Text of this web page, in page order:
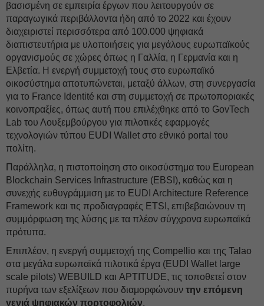
βασισμένη σε εμπειρία έργων που λειτουργούν σε
παραγωγικά περιβάλλοντα ήδη από το 2022 και έχουν
διαχειριστεί περισσότερα από 100.000 ψηφιακά
διαπιστευτήρια με υλοποιήσεις για μεγάλους ευρωπαϊκούς
οργανισμούς σε χώρες όπως η Γαλλία, η Γερμανία και η
Ελβετία. Η ενεργή συμμετοχή τους στο ευρωπαϊκό
οικοσύστημα αποτυπώνεται, μεταξύ άλλων, στη συνεργασία
για το France Identité και στη συμμετοχή σε πρωτοποριακές
κοινοπραξίες, όπως αυτή που επιλέχθηκε από το GovTech
Lab του Λουξεμβούργου για πιλοτικές εφαρμογές
τεχνολογιών τύπου EUDI Wallet στο εθνικό portal του
πολίτη.
Παράλληλα, η πιστοποίηση στο οικοσύστημα του European
Blockchain Services Infrastructure (EBSI), καθώς και η
συνεχής ευθυγράμμιση με το EUDI Architecture Reference
Framework και τις προδιαγραφές ETSI, επιβεβαιώνουν τη
συμμόρφωση της λύσης με τα πλέον σύγχρονα ευρωπαϊκά
πρότυπα.
Επιπλέον, η ενεργή συμμετοχή της Compellio και της Talao
στα μεγάλα ευρωπαϊκά πιλοτικά έργα (EUDI Wallet large
scale pilots) WEBUILD και APTITUDE, τις τοποθετεί στον
πυρήνα των εξελίξεων που διαμορφώνουν την επόμενη
γενιά ψηφιακών πορτοφολιών.